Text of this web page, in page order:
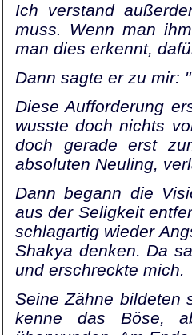
Ich verstand
muss. Wenn man
man dies erkennt,
Dann sagte er zu mir:
Diese Aufforderung
wusste doch nichts
doch gerade erst
absoluten Neuling,
Dann begann die
aus der Seligkeit
schlagartig wieder
Shakya denken. Da
und er­schreckte mich.
Seine Zähne bildeten
kenne das Böse,